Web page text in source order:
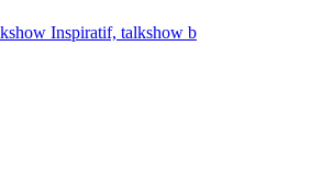
Inspiratif, talkshow b